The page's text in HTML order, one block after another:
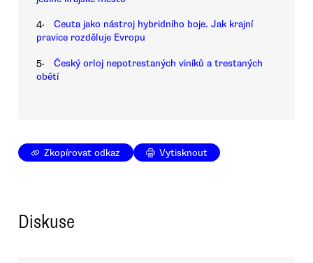
4.
Ceuta jako nástroj hybridního boje. Jak krajní
pravice rozděluje Evropu
5.
Český orloj nepotrestaných viníků a trestaných
obětí
Zkopírovat odkaz Vytisknout
Diskuse